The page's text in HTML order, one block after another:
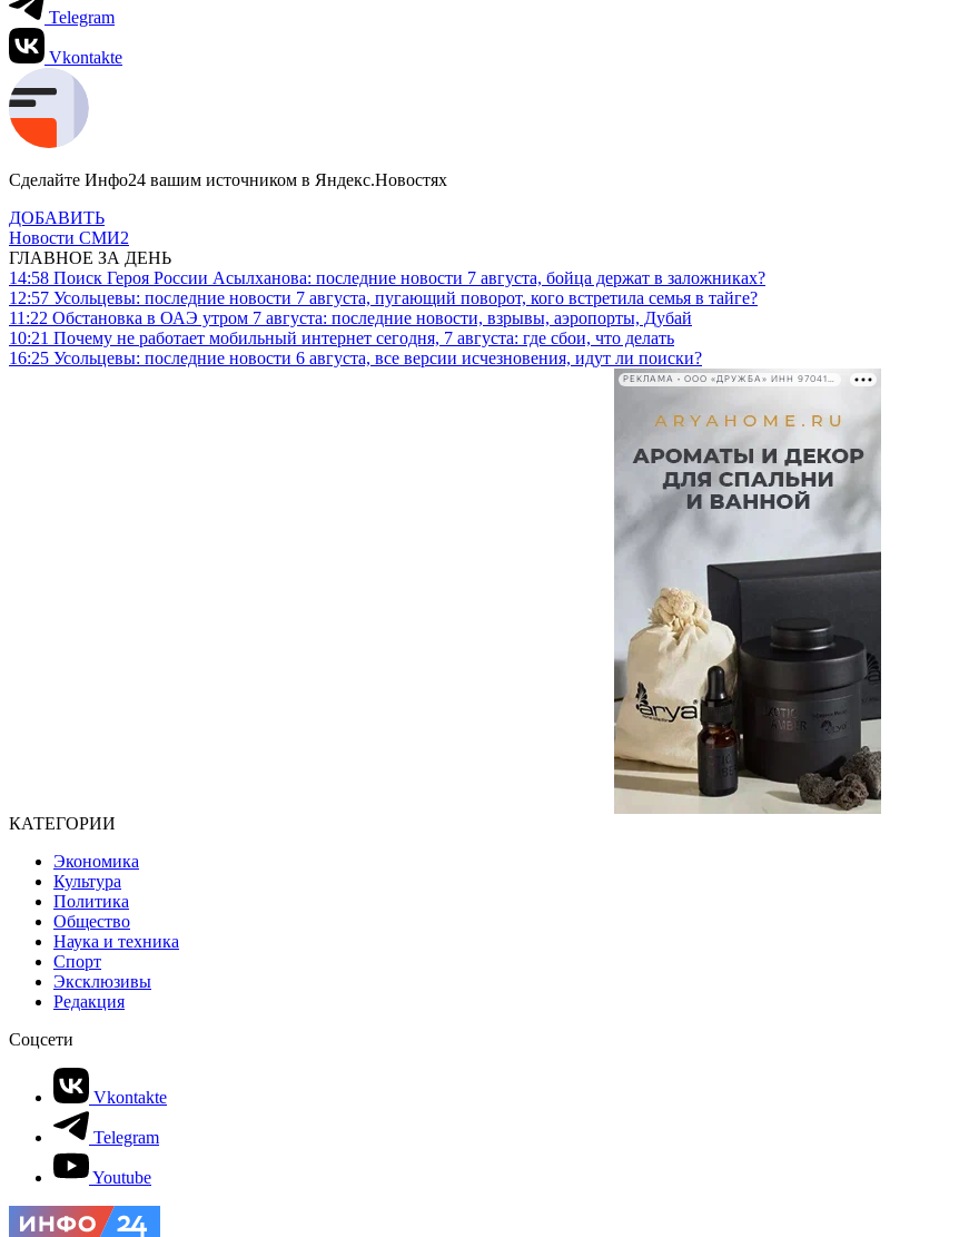
Telegram
Vkontakte
Сделайте Инфо24 вашим источником в Яндекс.Новостях
ДОБАВИТЬ
Новости СМИ2
ГЛАВНОЕ ЗА ДЕНЬ
14:58 Поиск Героя России Асылханова: последние новости 7 августа, бойца держат в заложниках?
12:57 Усольцевы: последние новости 7 августа, пугающий поворот, кого встретила семья в тайге?
11:22 Обстановка в ОАЭ утром 7 августа: последние новости, взрывы, аэропорты, Дубай
10:21 Почему не работает мобильный интернет сегодня, 7 августа: где сбои, что делать
16:25 Усольцевы: последние новости 6 августа, все версии исчезновения, идут ли поиски?
РЕКЛАМА • ООО «ДРУЖБА» ИНН 9704146411
КАТЕГОРИИ
Экономика
Культура
Политика
Общество
Наука и техника
Спорт
Эксклюзивы
Редакция
Соцсети
Vkontakte
Telegram
Youtube